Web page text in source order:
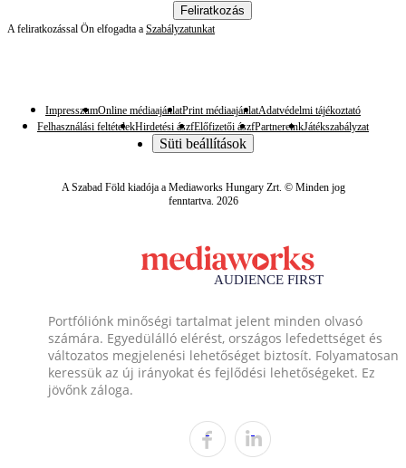
Feliratkozás
A feliratkozással Ön elfogadta a Szabályzatunkat
ImpresszumOnline médiaajánlatPrint médiaajánlatAdatvédelmi tájékoztató
Felhasználási feltételekHirdetési ászfElőfizetői ászfPartnereinkJátékszabályzat
Süti beállítások
A Szabad Föld kiadója a Mediaworks Hungary Zrt. © Minden jog
fenntartva. 2026
Portfóliónk minőségi tartalmat jelent minden olvasó
számára. Egyedülálló elérést, országos lefedettséget és
változatos megjelenési lehetőséget biztosít. Folyamatosan
keressük az új irányokat és fejlődési lehetőségeket. Ez
jövőnk záloga.